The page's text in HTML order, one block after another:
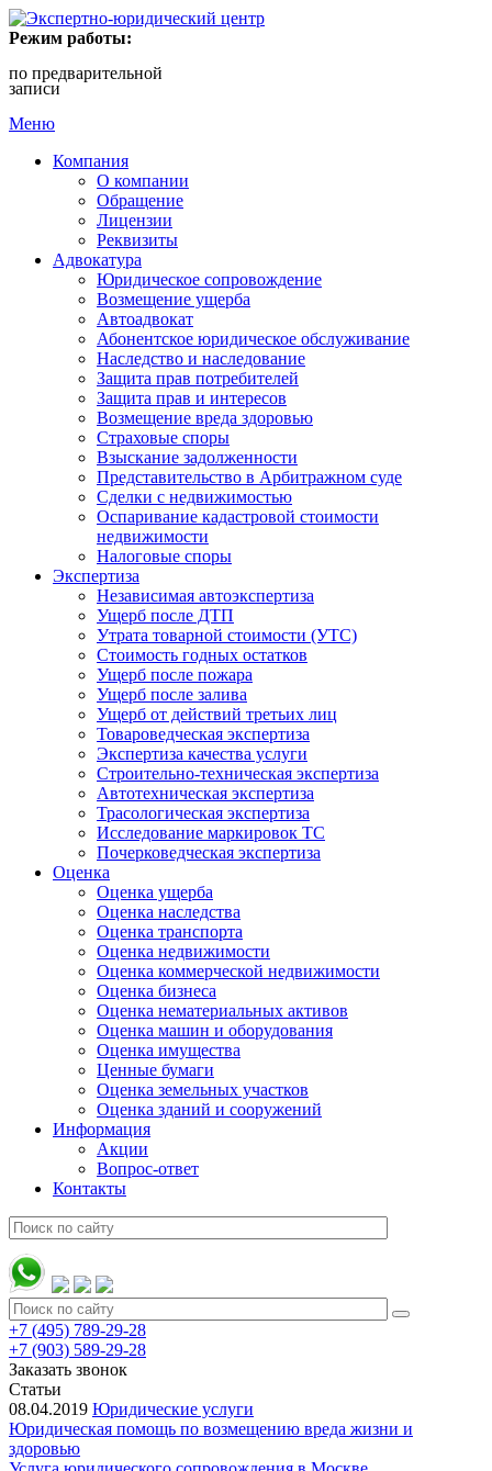
Режим работы:
по предварительной
записи
Меню
Компания
О компании
Обращение
Лицензии
Реквизиты
Адвокатура
Юридическое сопровождение
Возмещение ущерба
Автоадвокат
Абонентское юридическое обслуживание
Наследство и наследование
Защита прав потребителей
Защита прав и интересов
Возмещение вреда здоровью
Страховые споры
Взыскание задолженности
Представительство в Арбитражном суде
Сделки с недвижимостью
Оспаривание кадастровой стоимости
недвижимости
Налоговые споры
Экспертиза
Независимая автоэкспертиза
Ущерб после ДТП
Утрата товарной стоимости (УТС)
Стоимость годных остатков
Ущерб после пожара
Ущерб после залива
Ущерб от действий третьих лиц
Товароведческая экспертиза
Экспертиза качества услуги
Строительно-техническая экспертиза
Автотехническая экспертиза
Трасологическая экспертиза
Исследование маркировок ТС
Почерковедческая экспертиза
Оценка
Оценка ущерба
Оценка наследства
Оценка транспорта
Оценка недвижимости
Оценка коммерческой недвижимости
Оценка бизнеса
Оценка нематериальных активов
Оценка машин и оборудования
Оценка имущества
Ценные бумаги
Оценка земельных участков
Оценка зданий и сооружений
Информация
Акции
Вопрос-ответ
Контакты
+7 (495) 789-29-28
+7 (903) 589-29-28
Заказать звонок
Статьи
08.04.2019 Юридические услуги
Юридическая помощь по возмещению вреда жизни и
здоровью